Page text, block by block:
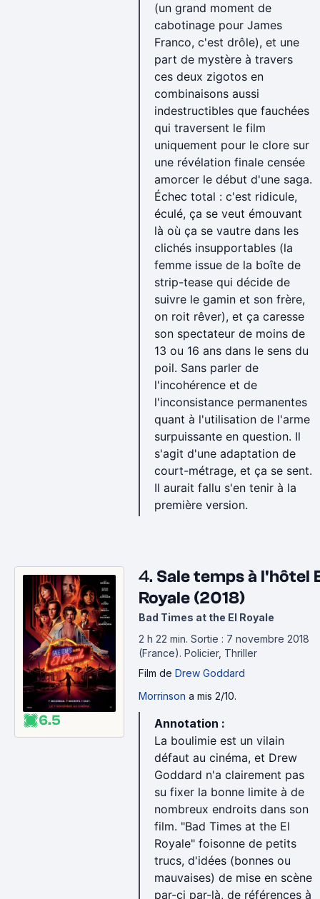
(un grand moment de
cabotinage pour James
Franco, c'est drôle), et une
part de mystère à travers
ces deux zigotos en
combinaisons aussi
indestructibles que fauchées
qui traversent le film
uniquement pour le clore sur
une révélation finale censée
amorcer le début d'une saga.
Échec total : c'est ridicule,
éculé, ça se veut émouvant
là où ça se vautre dans les
clichés insupportables (la
femme issue de la boîte de
strip-tease qui décide de
suivre le gamin et son frère,
on roit rêver), et ça caresse
son spectateur de moins de
13 ou 16 ans dans le sens du
poil. Sans parler de
l'incohérence et de
l'inconsistance permanentes
quant à l'utilisation de l'arme
surpuissante en question. Il
s'agit d'une adaptation de
court-métrage, et ça se sent.
Il aurait fallu s'en tenir à la
première version.
6.5
4. Sale temps à l'hôtel
Royale (2018)
Bad Times at the El Royale
2 h 22 min. Sortie : 7 novembre 2018
(France). Policier, Thriller
Film de Drew Goddard
Morrinson a mis 2/10.
Annotation :
La boulimie est un vilain
défaut au cinéma, et Drew
Goddard n'a clairement pas
su fixer la bonne limite à de
nombreux endroits dans son
film. "Bad Times at the El
Royale" foisonne de petits
trucs, d'idées (bonnes ou
mauvaises) de mise en scène
par-ci par-là, de références à